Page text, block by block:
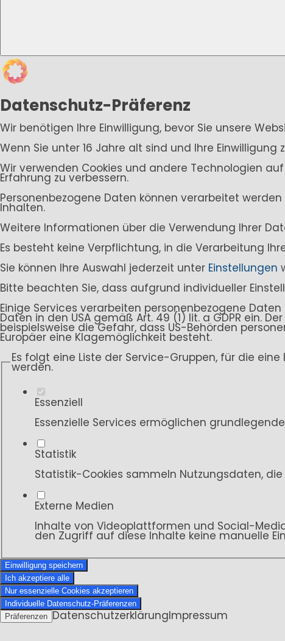
Datenschutz-Präferenz
Wir benötigen Ihre Einwilligung, bevor Sie unsere
Wenn Sie unter 16 Jahre alt sind und Ihre
Wir verwenden Cookies und andere Technologien
Erfahrung zu verbessern.
Personenbezogene Daten können verarbeitet
Inhalten.
Weitere Informationen über die Verwendung Ihrer
Es besteht keine Verpflichtung, in die Verarbeitung
Sie können Ihre Auswahl jederzeit unter Einstellungen
Bitte beachten Sie, dass aufgrund individueller
Einige Services verarbeiten personenbezogene
Daten in den USA gemäß Art. 49 (1) lit. a GDPR ein.
beispielsweise die Gefahr, dass US-Behörden
Europäer eine Klagemöglichkeit besteht.
Es folgt eine Liste der Service-Gruppen, für die
werden.
Essenziell
Essenzielle Services ermöglichen
Statistik
Statistik-Cookies sammeln Nutzungsdaten,
Externe Medien
Inhalte von Videoplattformen und Social-
den Zugriff auf diese Inhalte keine manuelle
Einwilligung speichern
Ich akzeptiere alle
Nur essenzielle Cookies akzeptieren
Individuelle Datenschutz-Präferenzen
Präferenzen DatenschutzerklärungImpressum